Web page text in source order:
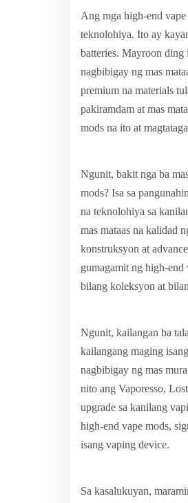
Ang mga high-end
teknolohiya. Ito ay
batteries. Mayroon ding
nagbibigay ng mas
premium na materials
pakiramdam at mas
mods na ito at
Ngunit, bakit nga ba
mods? Isa sa
na teknolohiya sa
mas mataas na kalidad
konstruksyon at
gumagamit ng high-
bilang koleksyon at
Ngunit, kailangan ba
kailangang maging
nagbibigay ng mas
nito ang Vaporesso,
upgrade sa kanilang
high-end vape mods,
isang vaping device.
Sa kasalukuyan,